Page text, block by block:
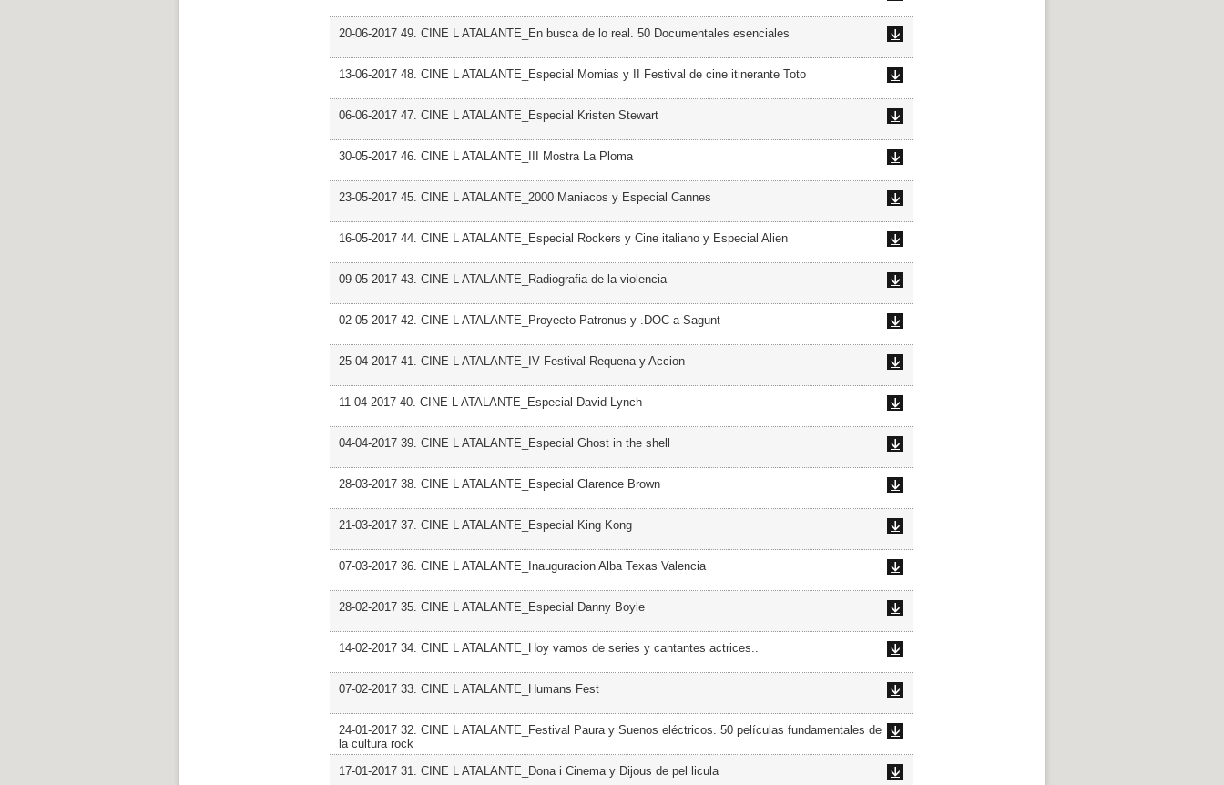
20-06-2017 49. CINE L ATALANTE_En busca de lo real. 50 Documentales esenciales
13-06-2017 48. CINE L ATALANTE_Especial Momias y II Festival de cine itinerante Toto
06-06-2017 47. CINE L ATALANTE_Especial Kristen Stewart
30-05-2017 46. CINE L ATALANTE_III Mostra La Ploma
23-05-2017 45. CINE L ATALANTE_2000 Maniacos y Especial Cannes
16-05-2017 44. CINE L ATALANTE_Especial Rockers y Cine italiano y Especial Alien
09-05-2017 43. CINE L ATALANTE_Radiografia de la violencia
02-05-2017 42. CINE L ATALANTE_Proyecto Patronus y .DOC a Sagunt
25-04-2017 41. CINE L ATALANTE_IV Festival Requena y Accion
11-04-2017 40. CINE L ATALANTE_Especial David Lynch
04-04-2017 39. CINE L ATALANTE_Especial Ghost in the shell
28-03-2017 38. CINE L ATALANTE_Especial Clarence Brown
21-03-2017 37. CINE L ATALANTE_Especial King Kong
07-03-2017 36. CINE L ATALANTE_Inauguracion Alba Texas Valencia
28-02-2017 35. CINE L ATALANTE_Especial Danny Boyle
14-02-2017 34. CINE L ATALANTE_Hoy vamos de series y cantantes actrices..
07-02-2017 33. CINE L ATALANTE_Humans Fest
24-01-2017 32. CINE L ATALANTE_Festival Paura y Suenos eléctricos. 50 películas fundamentales de
la cultura rock
17-01-2017 31. CINE L ATALANTE_Dona i Cinema y Dijous de pel licula